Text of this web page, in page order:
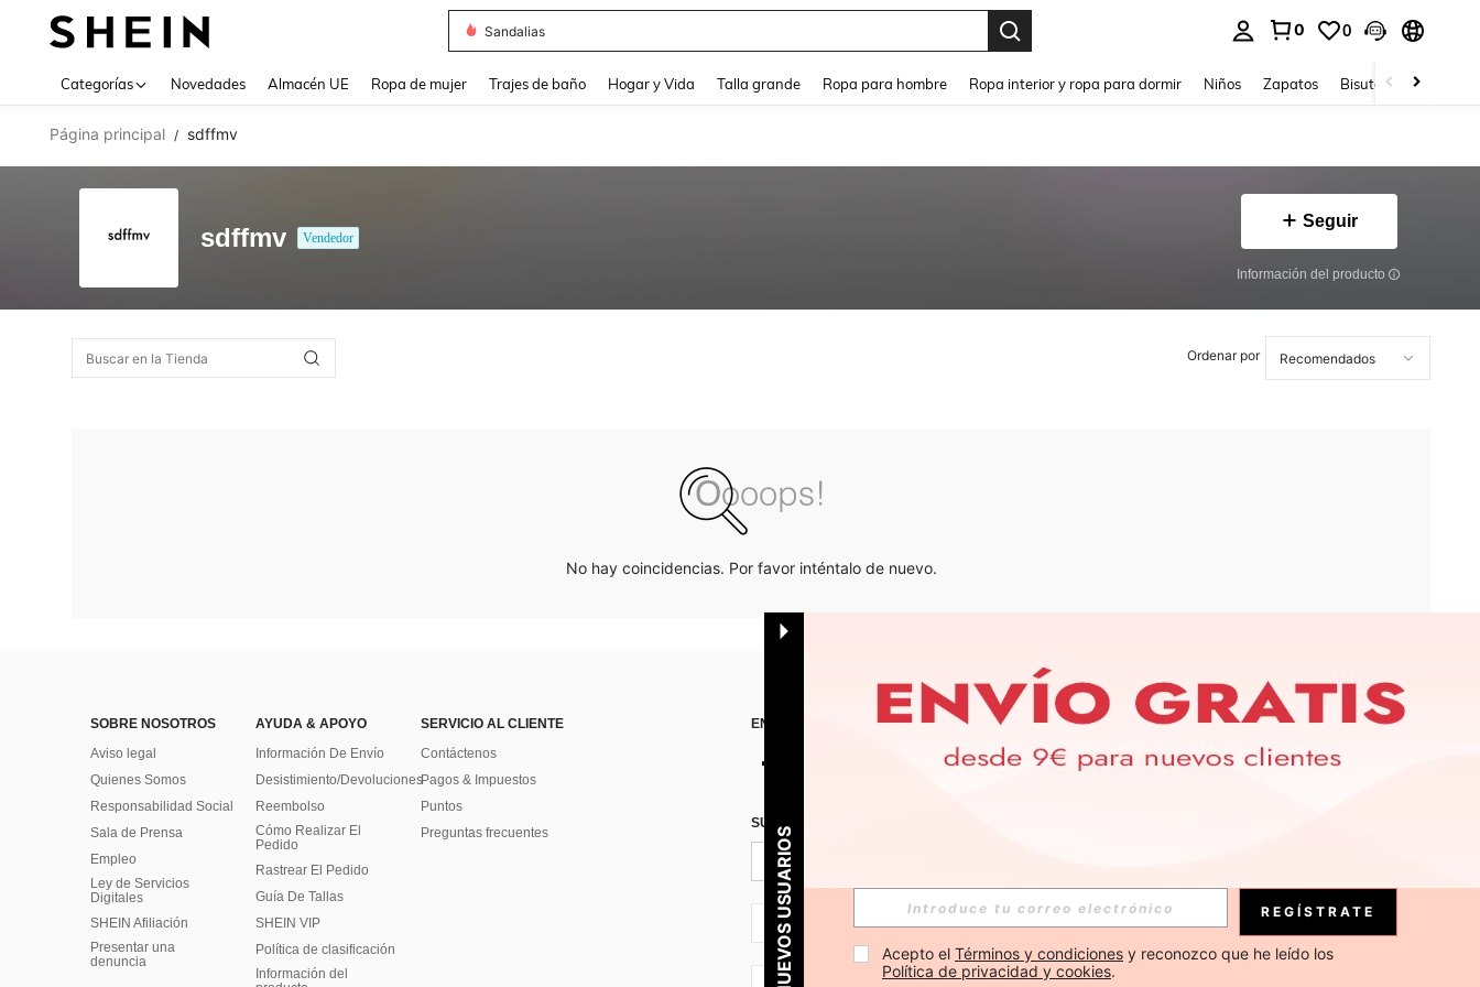
Sandalias
0 0
Categorías Novedades Almacén UE Ropa de mujer Trajes de baño Hogar y Vida Talla grande Ropa para hombre Ropa interior y ropa para dormir Niños Zapatos Bisutería Y
Página principal / sdffmv
sdffmv Vendedor
Seguir
Información del producto
Ordenar por
No hay coincidencias. Por favor inténtalo de nuevo.
SOBRE NOSOTROS
Aviso legal
Quienes Somos
Responsabilidad Social
Sala de Prensa
Empleo
Ley de Servicios
Digitales
SHEIN Afiliación
Presentar una
denuncia
AYUDA & APOYO
Información De Envío
Desistimiento/Devoluciones
Reembolso
Cómo Realizar El
Pedido
Rastrear El Pedido
Guía De Tallas
SHEIN VIP
Política de clasificación
​Información del
SERVICIO AL CLIENTE
Contáctenos
Pagos & Impuestos
Puntos
Preguntas frecuentes
ENCUÉNTRANOS EN APP
SUSCRÍBETE PARA RECIBIR OFERTAS EXCLUSIVAS, PROMOCIONES Y NOTICIAS DE SHEIN
ES + 34
PARA NUEVOS USUARIOS REGÍSTRATE
Acepto el Términos y condiciones y reconozco que he leído los
Política de privacidad y cookies.